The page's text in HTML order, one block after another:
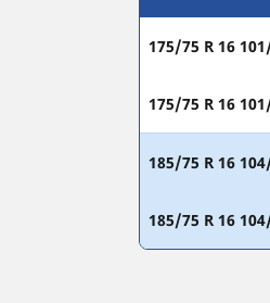
175/75 R 16
175/75 R 16
185/75 R 16
185/75 R 16